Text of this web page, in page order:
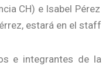
CH) e Isabel
estará en el
e integrantes de